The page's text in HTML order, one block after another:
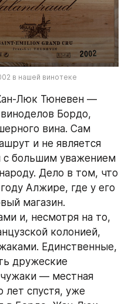
в нашей винотеке
Люк Тюневен —
Бордо,
вина. Сам
и не является
с большим уважением
Дело в том, что
Алжире, где у его
магазин.
и, несмотря на то,
колонией,
Единственные,
дружеские
— местная
лет спустя, уже